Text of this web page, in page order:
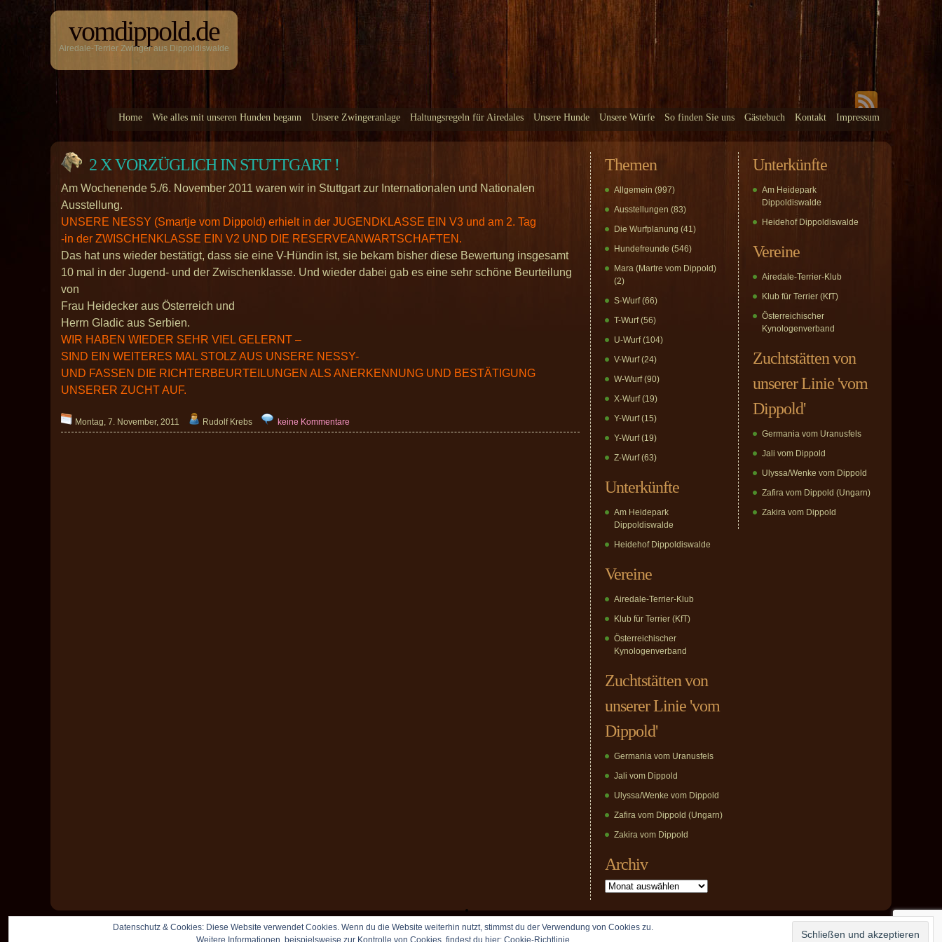
vomdippold.de
Airedale-Terrier Zwinger aus Dippoldiswalde
Home Wie alles mit unseren Hunden begann Unsere Zwingeranlage Haltungsregeln für Airedales Unsere Hunde Unsere Würfe So finden Sie uns Gästebuch Kontakt Impressum
2 X VORZÜGLICH IN STUTTGART !
Am Wochenende 5./6. November 2011 waren wir in Stuttgart zur Internationalen und Nationalen
Ausstellung.
UNSERE NESSY (Smartje vom Dippold) erhielt in der JUGENDKLASSE EIN V3 und am 2. Tag
-in der ZWISCHENKLASSE EIN V2 UND DIE RESERVEANWARTSCHAFTEN.
Das hat uns wieder bestätigt, dass sie eine V-Hündin ist, sie bekam bisher diese Bewertung insgesamt
10 mal in der Jugend- und der Zwischenklasse. Und wieder dabei gab es eine sehr schöne Beurteilung
von
Frau Heidecker aus Österreich und
Herrn Gladic aus Serbien.
WIR HABEN WIEDER SEHR VIEL GELERNT –
SIND EIN WEITERES MAL STOLZ AUS UNSERE NESSY-
UND FASSEN DIE RICHTERBEURTEILUNGEN ALS ANERKENNUNG UND BESTÄTIGUNG
UNSERER ZUCHT AUF.
Montag, 7. November, 2011 Rudolf Krebs keine Kommentare
Themen
Allgemein (997)
Ausstellungen (83)
Die Wurfplanung (41)
Hundefreunde (546)
Mara (Martre vom Dippold)
(2)
S-Wurf(66)
T-Wurf(56)
U-Wurf(104)
V-Wurf(24)
W-Wurf(90)
X-Wurf(19)
Y-Wurf(15)
Y-Wurf(19)
Z-Wurf(63)
Unterkünfte
Am Heidepark
Dippoldiswalde
Heidehof Dippoldiswalde
Vereine
Airedale-Terrier-Klub
Klub für Terrier (KfT)
Österreichischer
Kynologenverband
Zuchtstätten von
unserer Linie 'vom
Dippold'
Germania vom Uranusfels
Jali vom Dippold
Ulyssa/Wenke vom Dippold
Zafira vom Dippold (Ungarn)
Zakira vom Dippold
Archiv
Archiv
Unterkünfte
Am Heidepark
Dippoldiswalde
Heidehof Dippoldiswalde
Vereine
Airedale-Terrier-Klub
Klub für Terrier (KfT)
Österreichischer
Kynologenverband
Zuchtstätten von
unserer Linie 'vom
Dippold'
Germania vom Uranusfels
Jali vom Dippold
Ulyssa/Wenke vom Dippold
Zafira vom Dippold (Ungarn)
Zakira vom Dippold
Copyright © 2009 vomDippold.de. All rights reserved.
Datenschutz & Cookies: Diese Website verwendet Cookies. Wenn du die Website weiterhin nutzt, stimmst du der Verwendung von Cookies zu.
Weitere Informationen, beispielsweise zur Kontrolle von Cookies, findest du hier:Cookie-Richtlinie